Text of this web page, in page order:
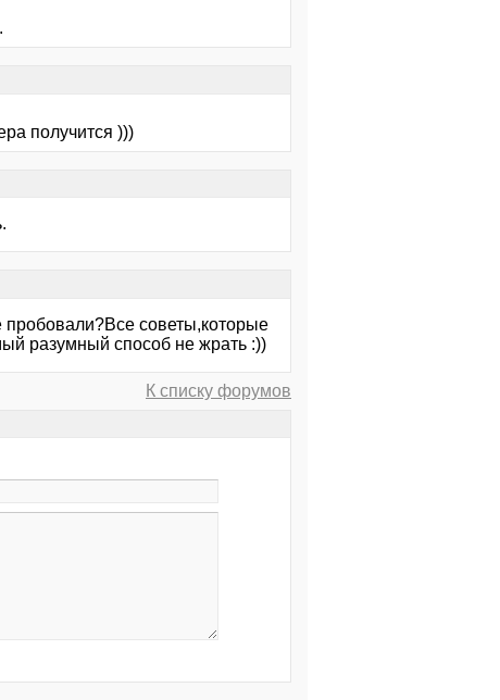
получится )))
пробовали?Все советы,которые
разумный способ не жрать :))
К списку форумов